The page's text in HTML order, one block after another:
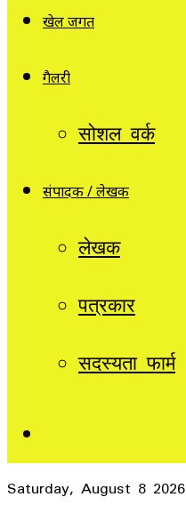
खेल जगत
गैलरी
सोशल वर्क
संपादक / लेखक
लेखक
पत्रकार
सदस्यता फार्म
Saturday, August 8 2026